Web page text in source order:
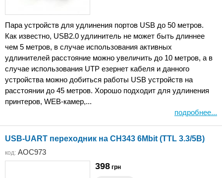
Пара устройств для удлинения портов USB до 50 метров.
Как известно, USB2.0 удлинитель не может быть длиннее
чем 5 метров, в случае использования активных
удлинителей расстояние можно увеличить до 10 метров, а в
случае использования UTP езернет кабеля и данного
устройства можно добиться работы USB устройств на
расстоянии до 45 метров. Хорошо подходит для удлинения
принтеров, WEB-камер,...
подробнее...
USB-UART переходник на CH343 6Mbit (TTL 3.3/5В)
код: AOC973
398 грн